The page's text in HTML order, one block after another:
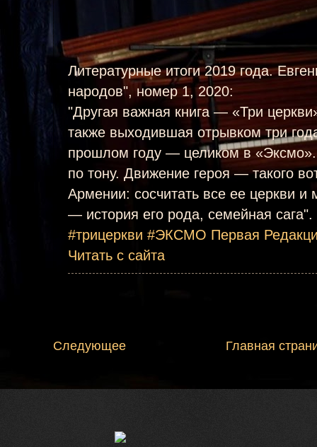
Литературные итоги 2019 года.
народов", номер 1, 2020:
"Другая важная книга — «Три
также выходившая отрывком три
прошлом году — целиком в «Эксмо».
по тону. Движение героя — такого
Армении: сосчитать все ее церкви
— история его рода, семейная сага".
#трицеркви #ЭКСМО Первая
Читать с сайта
Следующее Главная